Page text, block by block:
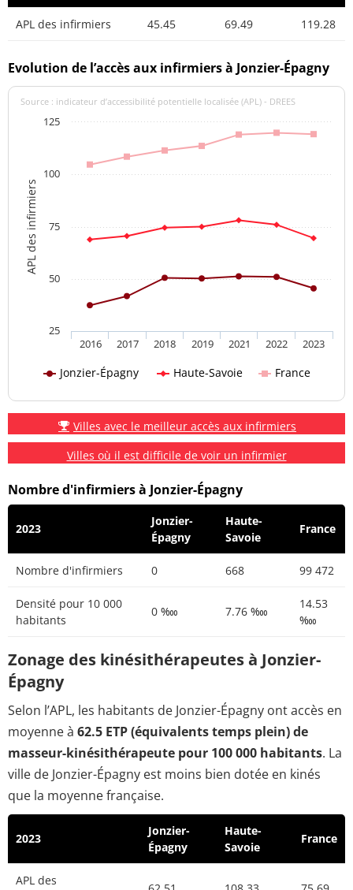
APL des infirmiers 45.45 69.49 119.28
Evolution de l’accès aux infirmiers à Jonzier-Épagny
APL des infirmiers
Source : indicateur d’accessibilité potentielle localisée (APL) - DREES
Jonzier-Épagny Haute-Savoie France
2016 2017 2018 2019 2021 2022 2023
25
50
75
100
125
Villes avec le meilleur accès aux infirmiers
Villes où il est difficile de voir un infirmier
Nombre d'infirmiers à Jonzier-Épagny
2023
Jonzier-
Épagny
Haute-
Savoie
France
Nombre d'infirmiers 0 668 99 472
Densité pour 10 000
habitants
0 ‱ 7.76 ‱
14.53
‱
Zonage des kinésithérapeutes à Jonzier-
Épagny
Selon l’APL, les habitants de Jonzier-Épagny ont accès en
moyenne à 62.5 ETP (équivalents temps plein) de
masseur-kinésithérapeute pour 100 000 habitants. La
ville de Jonzier-Épagny est moins bien dotée en kinés
que la moyenne française.
2023
Jonzier-
Épagny
Haute-
Savoie
France
APL des